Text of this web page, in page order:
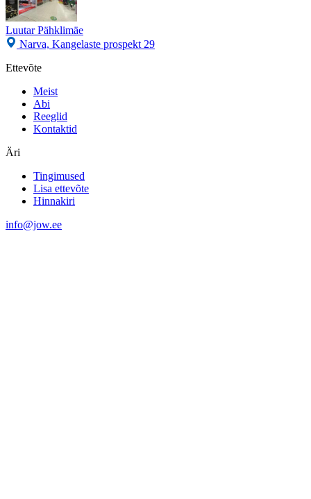
Luutar Pähklimäe
Narva, Kangelaste prospekt 29
Ettevõte
Meist
Abi
Reeglid
Kontaktid
Äri
Tingimused
Lisa ettevõte
Hinnakiri
info@jow.ee